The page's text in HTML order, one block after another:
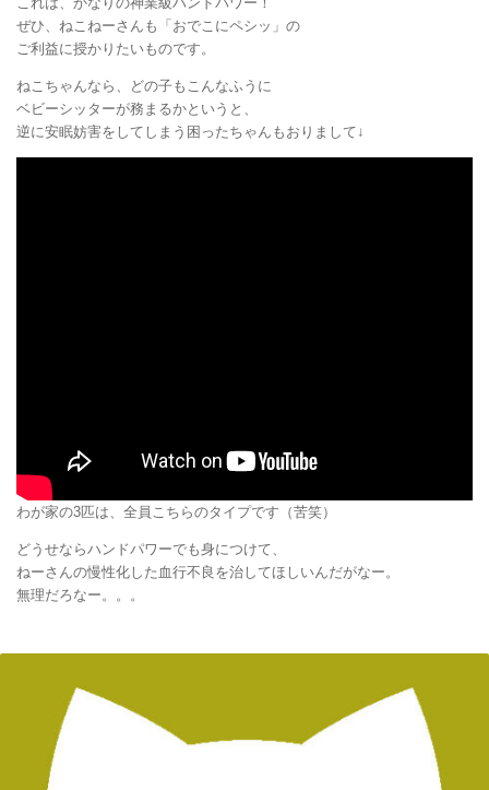
ぜひ、ねこねーさんも「おでこにペシッ」の
ご利益に授かりたいものです。
ねこちゃんなら、どの子もこんなふうに
ベビーシッターが務まるかというと、
逆に安眠妨害をしてしまう困ったちゃんもおりまして↓
わが家の3匹は、全員こちらのタイプです（苦笑）
どうせならハンドパワーでも身につけて、
ねーさんの慢性化した血行不良を治してほしいんだがなー。
無理だろなー。。。